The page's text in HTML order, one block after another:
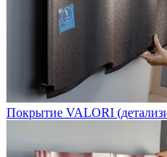
Покрытие VALORI